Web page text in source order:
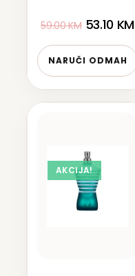
59.00KM 53.10 KM
NARUČI ODMAH
AKCIJA!